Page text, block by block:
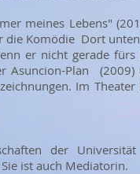
meines Lebens"
Komödie Dort
er nicht gerade
Asuncion-Plan
Im
der
ist auch Mediatorin.